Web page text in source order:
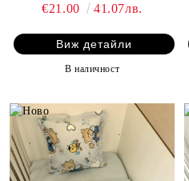
€21.00
41.07лв.
Виж детайли
В наличност